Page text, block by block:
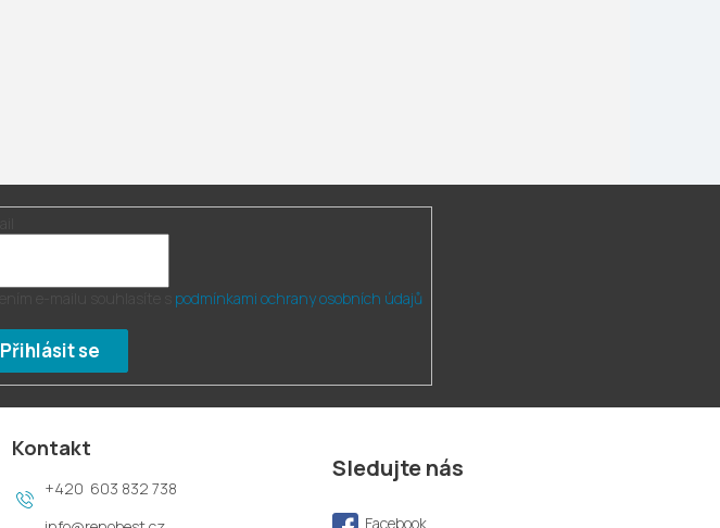
podmínkami ochrany osobních údajů
Přihlásit se
Kontakt
603 832 738
Sledujte nás
Facebook